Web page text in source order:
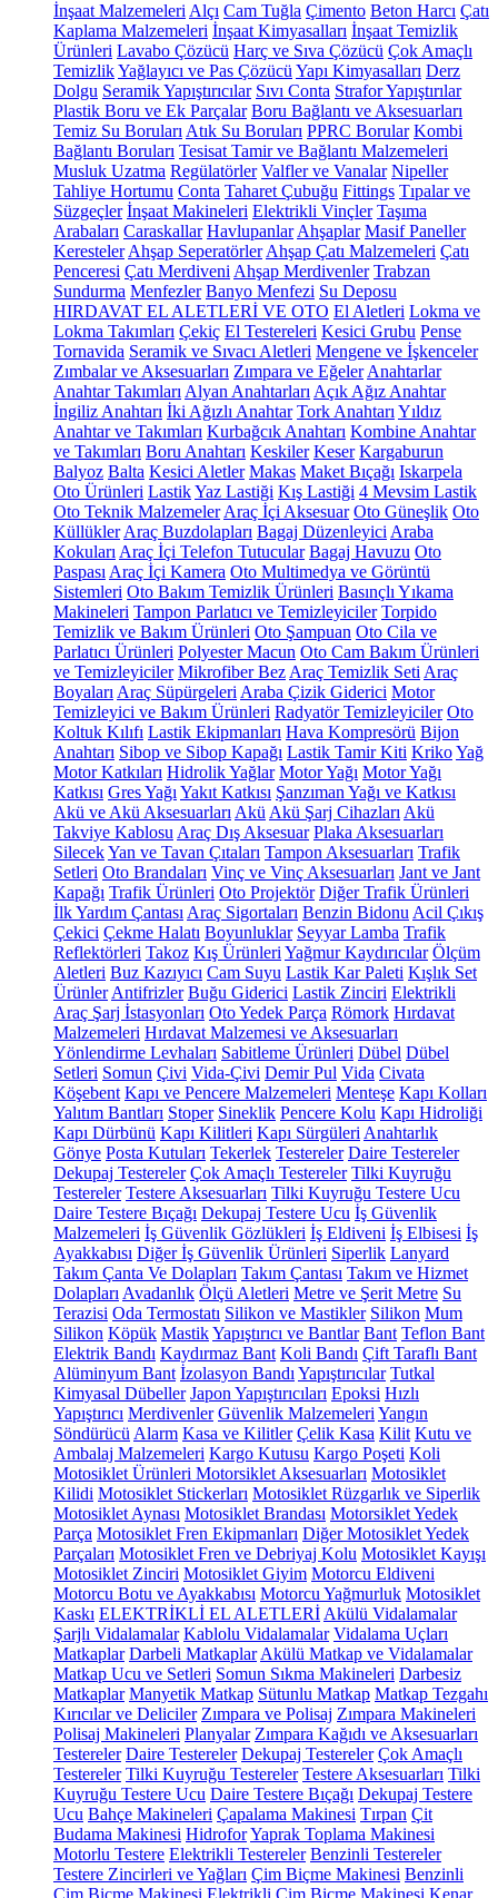
İnşaat Malzemeleri Alçı Cam Tuğla Çimento Beton Harcı Çatı
Kaplama Malzemeleri İnşaat Kimyasalları İnşaat Temizlik
Ürünleri Lavabo Çözücü Harç ve Sıva Çözücü Çok Amaçlı
TemizlikYağlayıcı ve Pas Çözücü Yapı Kimyasalları Derz
Dolgu Seramik Yapıştırıcılar Sıvı Conta Strafor Yapıştırılar
Plastik Boru ve Ek Parçalar Boru Bağlantı ve Aksesuarları
Temiz Su Boruları Atık Su Boruları PPRC Borular Kombi
Bağlantı Boruları Tesisat Tamir ve Bağlantı Malzemeleri
Musluk Uzatma Regülatörler Valfler ve Vanalar Nipeller
Tahliye Hortumu Conta Taharet Çubuğu Fittings Tıpalar ve
Süzgeçler İnşaat Makineleri Elektrikli Vinçler Taşıma
Arabaları Caraskallar Havlupanlar Ahşaplar Masif Paneller
Keresteler Ahşap Seperatörler Ahşap Çatı Malzemeleri Çatı
Penceresi Çatı Merdiveni Ahşap Merdivenler Trabzan
Sundurma Menfezler Banyo Menfezi Su Deposu
HIRDAVAT EL ALETLERİ VE OTO El Aletleri Lokma ve
Lokma Takımları Çekiç El Testereleri Kesici Grubu Pense
Tornavida Seramik ve Sıvacı Aletleri Mengene ve İşkenceler
Zımbalar ve Aksesuarları Zımpara ve Eğeler Anahtarlar
Anahtar Takımları Alyan Anahtarları Açık Ağız Anahtar
İngiliz Anahtarı İki Ağızlı Anahtar Tork Anahtarı Yıldız
Anahtar ve Takımları Kurbağcık Anahtarı Kombine Anahtar
ve Takımları Boru Anahtarı Keskiler Keser Kargaburun
Balyoz Balta Kesici Aletler Makas Maket Bıçağı Iskarpela
Oto Ürünleri LastikYaz Lastiği Kış Lastiği 4 Mevsim Lastik
Oto Teknik Malzemeler Araç İçi Aksesuar Oto Güneşlik Oto
Küllükler Araç Buzdolapları Bagaj Düzenleyici Araba
Kokuları Araç İçi Telefon Tutucular Bagaj Havuzu Oto
Paspası Araç İçi Kamera Oto Multimedya ve Görüntü
Sistemleri Oto Bakım Temizlik Ürünleri Basınçlı Yıkama
Makineleri Tampon Parlatıcı ve Temizleyiciler Torpido
Temizlik ve Bakım Ürünleri Oto Şampuan Oto Cila ve
Parlatıcı Ürünleri Polyester Macun Oto Cam Bakım Ürünleri
ve Temizleyiciler Mikrofiber Bez Araç Temizlik Seti Araç
Boyaları Araç Süpürgeleri Araba Çizik Giderici Motor
Temizleyici ve Bakım Ürünleri Radyatör Temizleyiciler Oto
Koltuk Kılıfı Lastik Ekipmanları Hava Kompresörü Bijon
Anahtarı Sibop ve Sibop Kapağı Lastik Tamir Kiti KrikoYağ
Motor Katkıları Hidrolik Yağlar Motor Yağı Motor Yağı
Katkısı Gres Yağı Yakıt Katkısı Şanzıman Yağı ve Katkısı
Akü ve Akü Aksesuarları Akü Akü Şarj Cihazları Akü
Takviye Kablosu Araç Dış Aksesuar Plaka Aksesuarları
SilecekYan ve Tavan Çıtaları Tampon Aksesuarları Trafik
Setleri Oto Brandaları Vinç ve Vinç Aksesuarları Jant ve Jant
Kapağı Trafik Ürünleri Oto Projektör Diğer Trafik Ürünleri
İlk Yardım Çantası Araç Sigortaları Benzin Bidonu Acil Çıkış
Çekici Çekme Halatı Boyunluklar Seyyar Lamba Trafik
Reflektörleri Takoz Kış Ürünleri Yağmur Kaydırıcılar Ölçüm
Aletleri Buz Kazıyıcı Cam Suyu Lastik Kar Paleti Kışlık Set
Ürünler Antifrizler Buğu Giderici Lastik Zinciri Elektrikli
Araç Şarj İstasyonları Oto Yedek Parça Römork Hırdavat
Malzemeleri Hırdavat Malzemesi ve Aksesuarları
Yönlendirme Levhaları Sabitleme Ürünleri Dübel Dübel
Setleri Somun Çivi Vida-Çivi Demir Pul Vida Civata
Köşebent Kapı ve Pencere Malzemeleri Menteşe Kapı Kolları
Yalıtım Bantları Stoper Sineklik Pencere Kolu Kapı Hidroliği
Kapı Dürbünü Kapı Kilitleri Kapı Sürgüleri Anahtarlık
Gönye Posta Kutuları Tekerlek Testereler Daire Testereler
Dekupaj Testereler Çok Amaçlı Testereler Tilki Kuyruğu
Testereler Testere Aksesuarları Tilki Kuyruğu Testere Ucu
Daire Testere Bıçağı Dekupaj Testere Ucu İş Güvenlik
Malzemeleri İş Güvenlik Gözlükleri İş Eldiveni İş Elbisesi İş
Ayakkabısı Diğer İş Güvenlik Ürünleri Siperlik Lanyard
Takım Çanta Ve Dolapları Takım Çantası Takım ve Hizmet
Dolapları Avadanlık Ölçü Aletleri Metre ve Şerit Metre Su
Terazisi Oda Termostatı Silikon ve Mastikler Silikon Mum
Silikon Köpük MastikYapıştırıcı ve Bantlar Bant Teflon Bant
Elektrik Bandı Kaydırmaz Bant Koli Bandı Çift Taraflı Bant
Alüminyum Bant İzolasyon Bandı Yapıştırıcılar Tutkal
Kimyasal Dübeller Japon Yapıştırıcıları Epoksi Hızlı
Yapıştırıcı Merdivenler Güvenlik Malzemeleri Yangın
Söndürücü Alarm Kasa ve Kilitler Çelik Kasa Kilit Kutu ve
Ambalaj Malzemeleri Kargo Kutusu Kargo Poşeti Koli
Motosiklet Ürünleri Motorsiklet Aksesuarları Motosiklet
Kilidi Motosiklet Stickerları Motosiklet Rüzgarlık ve Siperlik
Motosiklet Aynası Motosiklet Brandası Motorsiklet Yedek
Parça Motosiklet Fren Ekipmanları Diğer Motosiklet Yedek
Parçaları Motosiklet Fren ve Debriyaj Kolu Motosiklet Kayışı
Motosiklet Zinciri Motosiklet Giyim Motorcu Eldiveni
Motorcu Botu ve Ayakkabısı Motorcu Yağmurluk Motosiklet
Kaskı ELEKTRİKLİ EL ALETLERİ Akülü Vidalamalar
Şarjlı Vidalamalar Kablolu Vidalamalar Vidalama Uçları
Matkaplar Darbeli Matkaplar Akülü Matkap ve Vidalamalar
Matkap Ucu ve Setleri Somun Sıkma Makineleri Darbesiz
Matkaplar Manyetik Matkap Sütunlu Matkap Matkap Tezgahı
Kırıcılar ve Deliciler Zımpara ve Polisaj Zımpara Makineleri
Polisaj Makineleri Planyalar Zımpara Kağıdı ve Aksesuarları
Testereler Daire Testereler Dekupaj Testereler Çok Amaçlı
Testereler Tilki Kuyruğu Testereler Testere Aksesuarları Tilki
Kuyruğu Testere Ucu Daire Testere Bıçağı Dekupaj Testere
Ucu Bahçe Makineleri Çapalama Makinesi Tırpan Çit
Budama Makinesi HidroforYaprak Toplama Makinesi
Motorlu Testere Elektrikli Testereler Benzinli Testereler
Testere Zincirleri ve Yağları Çim Biçme Makinesi Benzinli
Çim Biçme Makinesi Elektrikli Çim Biçme Makinesi Kenar